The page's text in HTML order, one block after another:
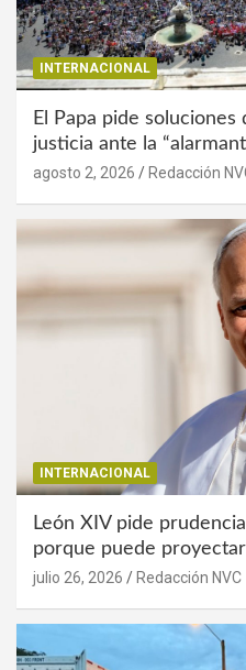
INTERNACIONAL
El Papa pide soluciones
justicia ante la
agosto 2, 2026 Redacción
INTERNACIONAL
León XIV pide
porque puede
julio 26, 2026 Redacción NVC